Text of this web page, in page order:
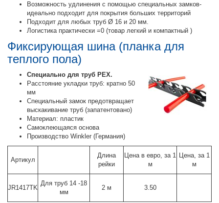
Возможность удлинения с помощью специальных замков-
идеально подходит для покрытия больших территорий
Подходит для любых труб Ø 16 и 20 мм.
Логистика практически =0 (товар легкий и компактный )
Фиксирующая шина (планка для
теплого пола)
Специально для труб PEX.
Расстояние укладки труб: кратно 50
мм
Специальный замок предотвращает
выскакивание труб (запатентовано)
Материал: пластик
Самоклеющаяся основа
Производство Winkler (Германия)
Артикул
Длина
рейки
Цена в евро, за 1
м
Цена, за 1
м
JR1417TK
Для труб 14 -18
мм
2 м 3.50